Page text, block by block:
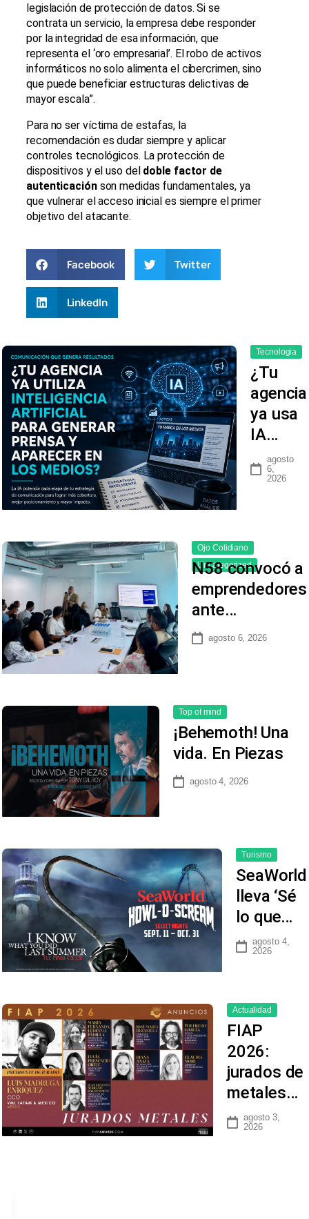
legislación de protección de datos. Si se
contrata un servicio, la empresa debe responder
por la integridad de esa información, que
representa el ‘oro empresarial’. El robo de activos
informáticos no solo alimenta el cibercrimen, sino
que puede beneficiar estructuras delictivas de
mayor escala”.
Para no ser víctima de estafas, la
recomendación es dudar siempre y aplicar
controles tecnológicos. La protección de
dispositivos y el uso del doble factor de
autenticaciónson medidas fundamentales, ya
que vulnerar el acceso inicial es siempre el primer
objetivo del atacante.
Facebook Twitter
LinkedIn
Tecnologia
¿Tu
agencia
ya usa
IA…
agosto
6,
2026
Ojo Cotidiano
Uncategorized
N58 convocó a
emprendedores
ante…
agosto 6, 2026
Top of mind
¡Behemoth! Una
vida. En Piezas
agosto 4, 2026
Turismo
SeaWorld
lleva ‘Sé
lo que…
agosto 4,
2026
Actualidad
FIAP
2026:
jurados de
metales…
agosto 3,
2026